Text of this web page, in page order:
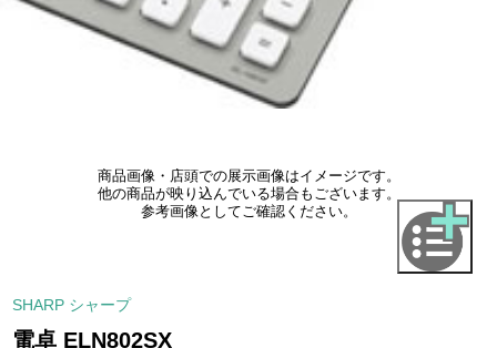
商品画像・店頭での展示画像はイメージです。
他の商品が映り込んでいる場合もございます。
参考画像としてご確認ください。
SHARP シャープ
電卓 ELN802SX